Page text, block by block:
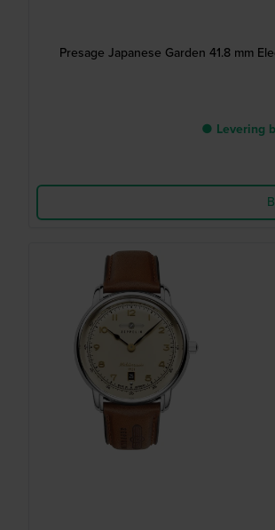
Presage Japanese Garden 41.8 mm
● Levering